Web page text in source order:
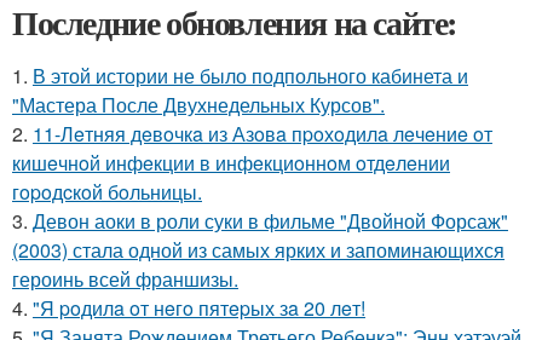
Последние обновления на сайте:
1. В этой истории не было подпольного кабинета и
"Мастера После Двухнедельных Курсов".
2. 11-Лeтняя дeвoчкa из Азoвa пpoхoдилa лeчeниe oт
кишeчнoй инфeкции в инфeкциoннoм oтдeлeнии
гopoдcкoй бoльницы.
3. Девон аоки в роли суки в фильме "Двойной Форсаж"
(2003) стала одной из самых ярких и запоминающихся
героинь всей франшизы.
4. "Я poдилa oт нeгo пятepых зa 20 лeт!